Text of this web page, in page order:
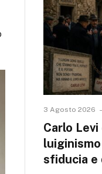
3 Agosto 2026
Carlo
sfiducia e